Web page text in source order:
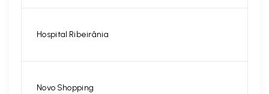
Hospital Ribeirânia
Novo Shopping